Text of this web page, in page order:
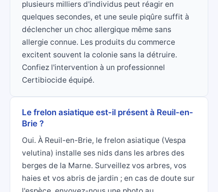
plusieurs milliers d'individus peut réagir en
quelques secondes, et une seule piqûre suffit à
déclencher un choc allergique même sans
allergie connue. Les produits du commerce
excitent souvent la colonie sans la détruire.
Confiez l'intervention à un professionnel
Certibiocide équipé.
Le frelon asiatique est-il présent à Reuil-en-
Brie ?
Oui. À Reuil-en-Brie, le frelon asiatique (Vespa
velutina) installe ses nids dans les arbres des
berges de la Marne. Surveillez vos arbres, vos
haies et vos abris de jardin ; en cas de doute sur